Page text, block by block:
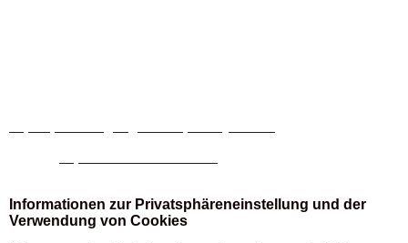
Informationen zur Privatsphäreneinstellung und der
Verwendung von Cookies